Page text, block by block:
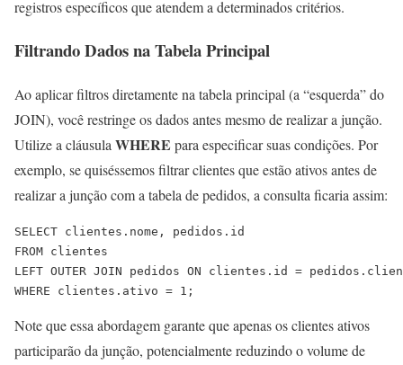
registros específicos que atendem a determinados critérios.
Filtrando Dados na Tabela Principal
Ao aplicar filtros diretamente na tabela principal (a “esquerda” do
JOIN), você restringe os dados antes mesmo de realizar a junção.
Utilize a cláusula WHERE para especificar suas condições. Por
exemplo, se quiséssemos filtrar clientes que estão ativos antes de
realizar a junção com a tabela de pedidos, a consulta ficaria assim:
SELECT clientes.nome, pedidos.id
FROM clientes
LEFT OUTER JOIN pedidos ON clientes.id =
WHERE clientes.ativo = 1;
Note que essa abordagem garante que apenas os clientes ativos
participarão da junção, potencialmente reduzindo o volume de